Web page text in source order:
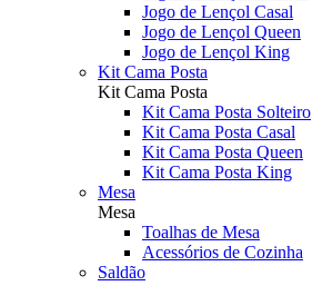
Jogo de Lençol Casal
Jogo de Lençol Queen
Jogo de Lençol King
Kit Cama Posta
Kit Cama Posta
Kit Cama Posta Solteiro
Kit Cama Posta Casal
Kit Cama Posta Queen
Kit Cama Posta King
Mesa
Mesa
Toalhas de Mesa
Acessórios de Cozinha
Saldão